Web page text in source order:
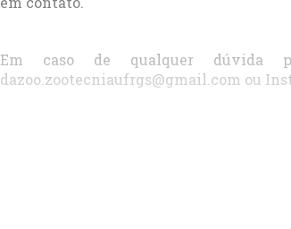
Em caso de qualquer dúvida
dazoo.zootecniaufrgs@gmail.com ou